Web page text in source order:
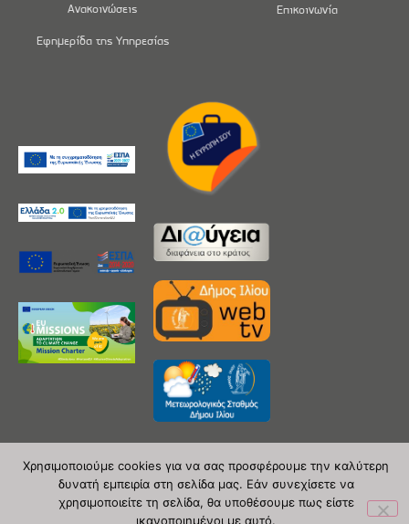
Ανακοινώσεις
Εφημερίδα της Υπηρεσίας
Επικοινωνία
Copyright 2020 © Δήμος Ιλίου
Χρησιμοποιούμε cookies για να σας προσφέρουμε την καλύτερη
δυνατή εμπειρία στη σελίδα μας. Εάν συνεχίσετε να
χρησιμοποιείτε τη σελίδα, θα υποθέσουμε πως είστε
ικανοποιημένοι με αυτό.